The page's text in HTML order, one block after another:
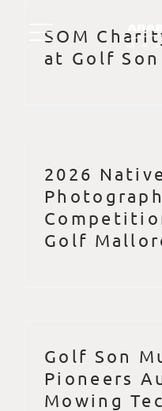
SOM
at Golf
2026
Golf
Golf Son
Pioneers
Mowing